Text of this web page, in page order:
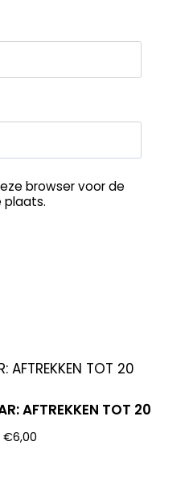
browser voor de
plaats.
AFTREKKEN TOT 20
€6,00